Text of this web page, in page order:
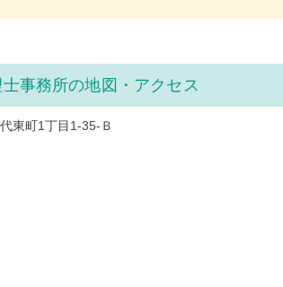
事務所の地図・アクセス
東町1丁目1-35-Ｂ